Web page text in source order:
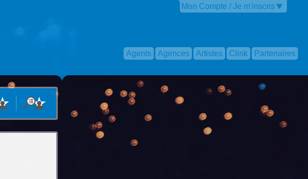
Mon Compte / Je m'inscris
Agents Agences Artistes Clink Partenaires